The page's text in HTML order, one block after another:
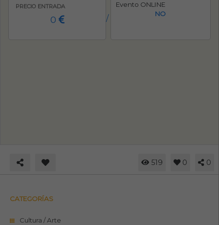
PRECIO ENTRADA
0 /
Evento ONLINE
NO
519 0 0
CATEGORÍAS
Cultura / Arte